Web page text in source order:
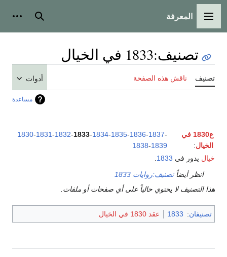
القائمة الرئيسية
المعرفة بحث
تصنيف:1833 في الخيال
تصنيف ناقش هذه الصفحة أدوات
مساعدة
ع1830 في
الخيال:
1830-1831-1832-1833-1834-1835-1836-1837-
1838-1839
خيال يدور في 1833
انظر أيضاًتصنيف:روايات 1833
هذا التصنيف لا يحتوي حالياً على أي صفحات أو ملفات.
تصنيفان:
1833 عقد 1830 في الخيال